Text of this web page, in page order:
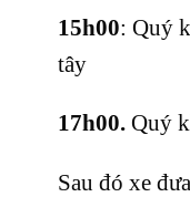
15h00: Quý
tây
17h00.Quý
Sau đó xe